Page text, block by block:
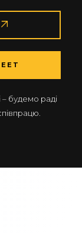
– будемо раді